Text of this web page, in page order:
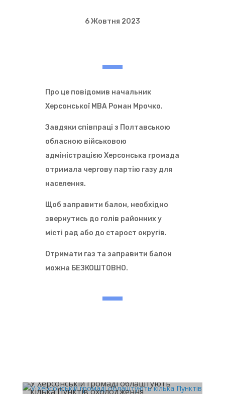
6 Жовтня 2023
Про це повідомив начальник
Херсонської МВА Роман Мрочко.
Завдяки співпраці з Полтавською
обласною військовою
адміністрацією Херсонська громада
отримала чергову партію газу для
населення.
Щоб заправити балон, необхідно
звернутись до голів районних у
місті рад або до старост округів.
Отримати газ та заправити балон
можна БЕЗКОШТОВНО.
У Херсонській громаді облаштують
кілька Пунктів охолодження